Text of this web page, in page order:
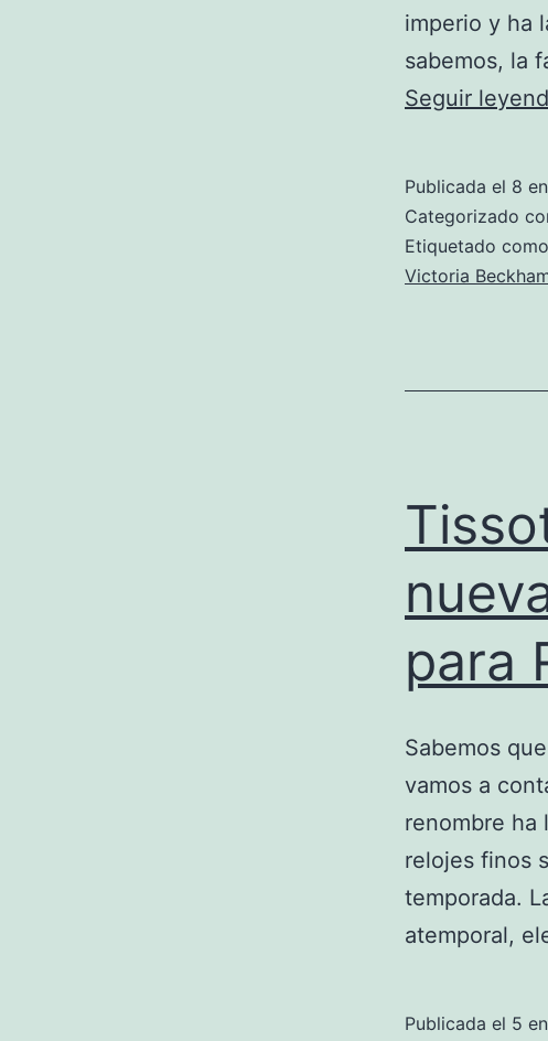
imperio y ha
sabemos, la
Seguir
Publicada el 8
Categorizado
Etiquetado como
Victoria
para
Sabemos
vamos a
renombre ha
relojes finos
temporada.
atemporal,
Publicada el 5